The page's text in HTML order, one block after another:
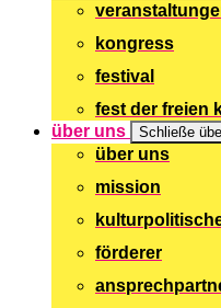
kongress
festival
fest der freien
über uns
Schließe
über uns
mission
förderer